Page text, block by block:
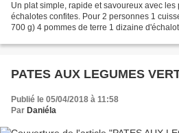
Un plat simple, rapide et savoureux avec
échalotes confites. Pour 2 personnes 1
700 g) 4 pommes de terre 1 dizaine
PATES AUX LEGUMES
Publié le 05/04/2018 à 11:58
Par Daniéla